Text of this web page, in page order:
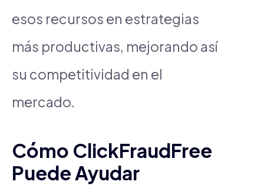
esos recursos en estrategias
más productivas, mejorando así
su competitividad en el
mercado.
Cómo ClickFraudFree
Puede Ayudar